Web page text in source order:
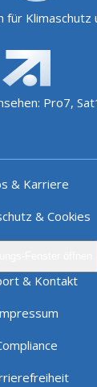
Klimaschutz
Pro7,
& Karriere
& Cookies
& Kontakt